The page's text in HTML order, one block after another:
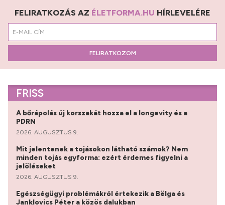
FELIRATKOZÁS AZ ÉLETFORMA.HU HÍRLEVELÉRE
FELIRATKOZOM
FRISS
A bőrápolás új korszakát hozza el a longevity és a
PDRN
2026. AUGUSZTUS 9.
Mit jelentenek a tojásokon látható számok? Nem
minden tojás egyforma: ezért érdemes figyelni a
jelöléseket
2026. AUGUSZTUS 9.
Egészségügyi problémákról értekezik a Bëlga és
Janklovics Péter a közös dalukban